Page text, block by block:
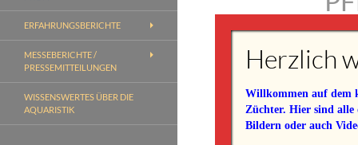
23.
im
Für
ERFAHRUNGSBERICHTE
MESSEBERICHTE /
PRESSEMITTEILUNGEN
WISSENSWERTES ÜBER DIE
AQUARISTIK
Herzlich
Willkommen auf dem
Züchter. Hier sind alle
Bildern oder auch